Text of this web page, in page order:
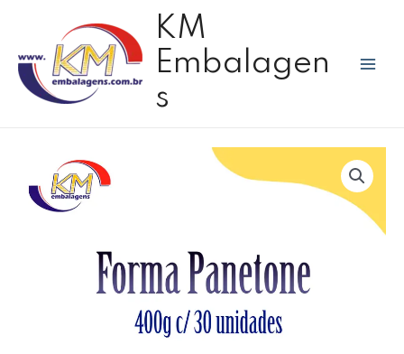
conteúdo
KM
Embalagen
s
Panetone
400g